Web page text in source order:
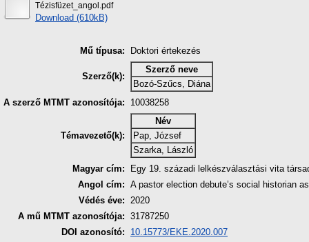
Tézisfüzet_angol.pdf
Download (610kB)
Mű típusa: Doktori értekezés
Szerző(k):
Szerző neve
Bozó-Szűcs, Diána
A szerző MTMT azonosítója:
10038258
Témavezető(k):
Név
Pap, József
Szarka, László
Magyar cím:
Egy 19. századi lelkészválasztási vita
Angol cím: A pastor election debute’s social historian
Védés éve: 2020
A mű MTMT azonosítója: 31787250
DOI azonosító:
10.15773/EKE.2020.007